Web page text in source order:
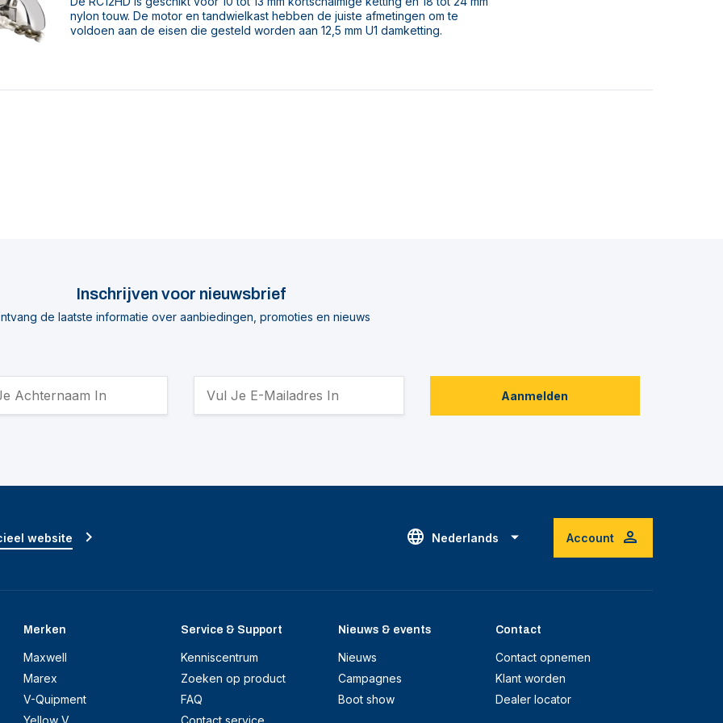
nylon touw. De motor en tandwielkast hebben de juiste afmetingen om te
voldoen aan de eisen die gesteld worden aan 12,5 mm U1 damketting.
Inschrijven voor nieuwsbrief
de laatste informatie over aanbiedingen, promoties en nieuws
Aanmelden
Nederlands Account
Merken
Maxwell
Marex
V-Quipment
Yellow V
Service & Support
Kenniscentrum
Zoeken op product
FAQ
Contact service
Nieuws & events
Nieuws
Campagnes
Boot show
Contact
Contact opnemen
Klant worden
Dealer locator
website